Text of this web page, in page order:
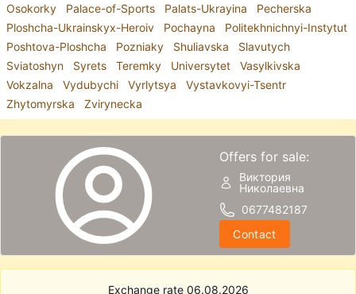
Osokorky
Palace-of-Sports Palats-Ukrayina
Pecherska
Ploshcha-Ukrainskyx-Heroiv
Pochayna
Politekhnichnyi-Instytut
Poshtova-Ploshcha
Pozniaky Shuliavska
Slavutych
Sviatoshyn
Syrets Teremky Universytet
Vasylkivska
Vokzalna
Vydubychi Vyrlytsya
Vystavkovyi-Tsentr
Zhytomyrska
Zvirynecka
Offers for sale:
Виктория
Николаевна
0677482187
Contact
Exchange rate 06.08.2026